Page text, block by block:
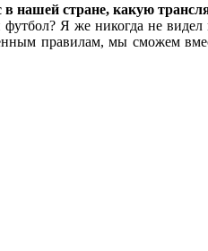
в нашей стране, какую
Я же никогда не
правилам, мы сможем